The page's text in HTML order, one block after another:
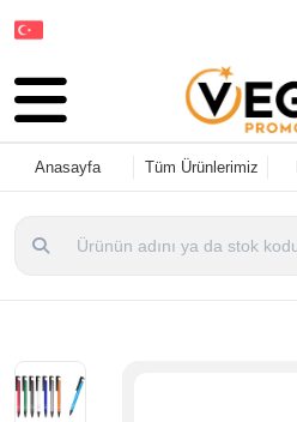
Anasayfa Tüm Ürünlerimiz